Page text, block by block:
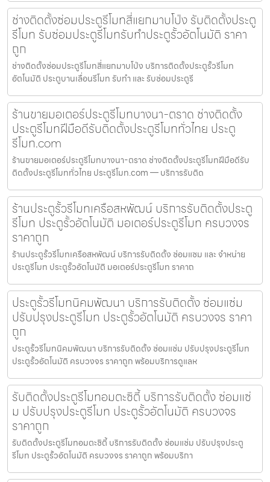
ช่างติดตั้งซ่อมประตูรีโมทสี่แยกมาบโป่ง รับติดตั้งประตู
รีโมท รับซ่อมประตูรีโมทรับทำประตูรั้วอัตโนมัติ ราคา
ถูก
ช่างติดตั้งซ่อมประตูรีโมทสี่แยกมาบโป่ง บริการติดตั้งประตูรั้วรีโมท
อัตโนมัติ ประตูบานเลื่อนรีโมท รับทำ และ รับซ่อมประตูรี
ร้านขายมอเตอร์ประตูรีโมทบางนา-ตราด ช่างติดตั้ง
ประตูรีโมทฝีมือดีรับติดตั้งประตูรีโมททั่วไทย ประตู
รีโมท.com
ร้านขายมอเตอร์ประตูรีโมทบางนา-ตราด ช่างติดตั้งประตูรีโมทฝีมือดีรับ
ติดตั้งประตูรีโมททั่วไทย ประตูรีโมท.com — บริการรับติด
ร้านประตูรั้วรีโมทเครือสหพัฒน์ บริการรับติดตั้งประตู
รีโมท ประตูรั้วอัตโนมัติ มอเตอร์ประตูรีโมท ครบวงจร
ราคาถูก
ร้านประตูรั้วรีโมทเครือสหพัฒน์ บริการรับติดตั้ง ซ่อมแซม และ จำหน่าย
ประตูรีโมท ประตูรั้วอัตโนมัติ มอเตอร์ประตูรีโมท ราคาถ
ประตูรั้วรีโมทนิคมพัฒนา บริการรับติดตั้ง ซ่อมแซ่ม
ปรับปรุงประตูรีโมท ประตูรั้วอัตโนมัติ ครบวงจร ราคา
ถูก
ประตูรั้วรีโมทนิคมพัฒนา บริการรับติดตั้ง ซ่อมแซ่ม ปรับปรุงประตูรีโมท
ประตูรั้วอัตโนมัติ ครบวงจร ราคาถูก พร้อมบริการดูแลห
รับติดตั้งประตูรีโมทอมตะซิตี้ บริการรับติดตั้ง ซ่อมแซ่
ม ปรับปรุงประตูรีโมท ประตูรั้วอัตโนมัติ ครบวงจร
ราคาถูก
รับติดตั้งประตูรีโมทอมตะซิตี้ บริการรับติดตั้ง ซ่อมแซ่ม ปรับปรุงประตู
รีโมท ประตูรั้วอัตโนมัติ ครบวงจร ราคาถูก พร้อมบริกา